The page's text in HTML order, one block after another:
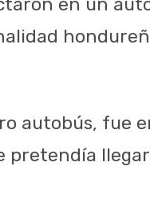
autobús, fue
pretendía